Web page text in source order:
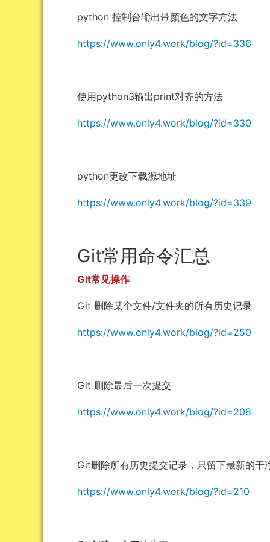
python 控制台输出带颜色的文字方法
https://www.only4.work/blog/?id=336
使用python3输出print对齐的方法
https://www.only4.work/blog/?id=330
python更改下载源地址
https://www.only4.work/blog/?id=339
Git常用命令汇总
Git常见操作
Git 删除某个文件/文件夹的所有历史记录
https://www.only4.work/blog/?id=250
Git 删除最后一次提交
https://www.only4.work/blog/?id=208
Git删除所有历史提交记录，只留下最新的干
https://www.only4.work/blog/?id=210